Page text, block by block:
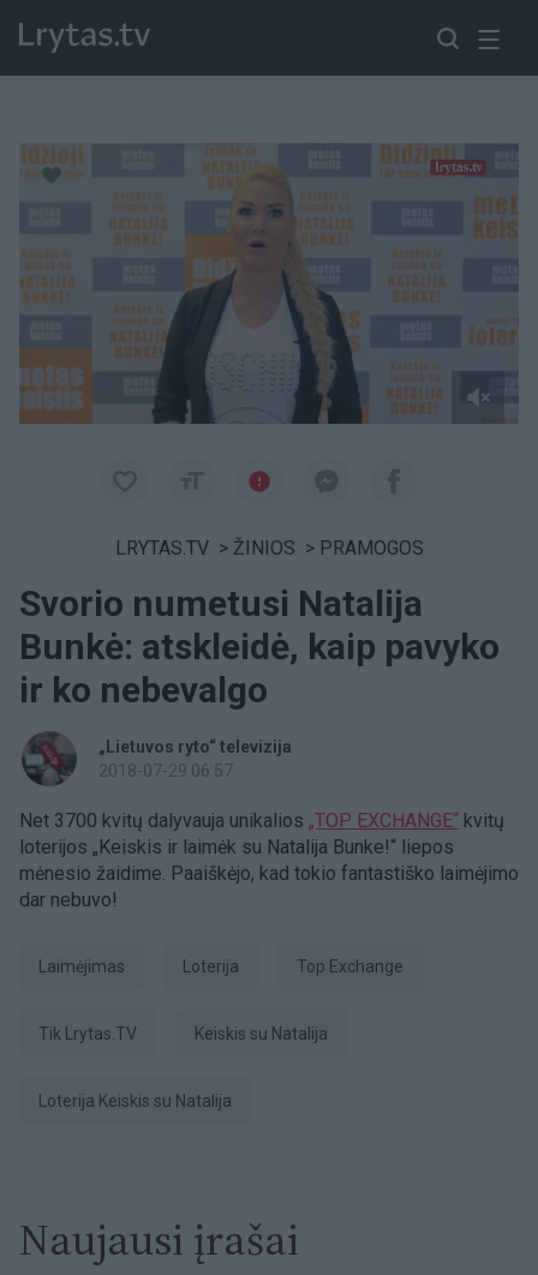
LRYTAS.TV > ŽINIOS > PRAMOGOS
Svorio numetusi Natalija
Bunkė: atskleidė, kaip pavyko
ir ko nebevalgo
„Lietuvos ryto“ televizija
2018-07-29 06:57
Net 3700 kvitų dalyvauja unikalios „TOP EXCHANGE“ kvitų
loterijos „Keiskis ir laimėk su Natalija Bunke!“ liepos
mėnesio žaidime. Paaiškėjo, kad tokio fantastiško laimėjimo
dar nebuvo!
laimėjimas Loterija Top Exchange
tik Lrytas.TV Keiskis su Natalija
Loterija Keiskis su Natalija
Naujausi įrašai